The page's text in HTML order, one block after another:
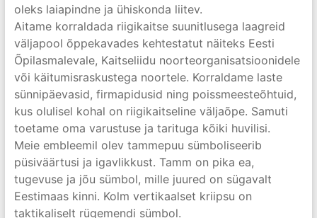
oleks laiapindne ja ühiskonda liitev.
Aitame korraldada riigikaitse suunitlusega laagreid
väljapool õppekavades kehtestatut näiteks Eesti
Õpilasmalevale, Kaitseliidu noorteorganisatsioonidele
või käitumisraskustega noortele. Korraldame laste
sünnipäevasid, firmapidusid ning poissmeesteõhtuid,
kus olulisel kohal on riigikaitseline väljaõpe. Samuti
toetame oma varustuse ja tarituga kõiki huvilisi.
Meie embleemil olev tammepuu sümboliseerib
püsiväärtusi ja igavlikkust. Tamm on pika ea,
tugevuse ja jõu sümbol, mille juured on sügavalt
Eestimaas kinni. Kolm vertikaalset kriipsu on
taktikaliselt rügemendi sümbol.